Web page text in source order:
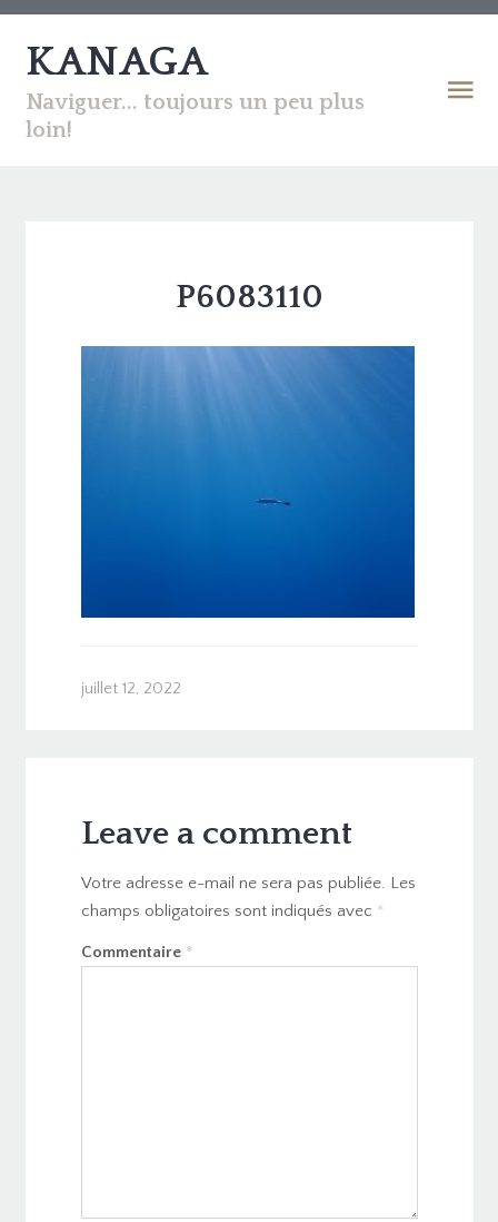
KANAGA
Naviguer... toujours un peu plus
loin!
P6083110
juillet 12, 2022
Leave a comment
Votre adresse e-mail ne sera pas publiée. Les
champs obligatoires sont indiqués avec *
Commentaire *